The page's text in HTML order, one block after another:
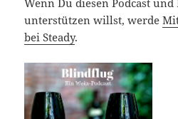
unterstützen willst, werde
bei Steady.